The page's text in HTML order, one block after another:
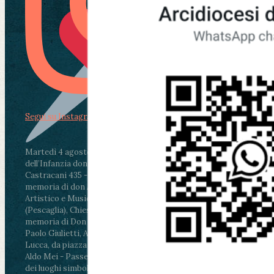
Martedì 4 agosto2026
ore 11:30 - Lucca, Scuola
dell’Infanzia don Aldo Mei - Viale Castruccio
Castracani 435 - Inaugurazione murales in
memoria di don Aldo Mei curato dal Liceo
Artistico e Musicale “Passaglia”
ore 18 - Fiano
(Pescaglia), Chiesa parrocchiale - Messa in
memoria di Don Aldo Mei celebrata da mons.
Paolo Giulietti, Arcivescovo di Lucca
ore 20.30 -
Lucca, da piazza San Michele al Cippo di don
Aldo Mei - Passeggiata della Memoria in alcuni
dei luoghi simbolo della città. Ritrovo alle ore
Segui su Instagram